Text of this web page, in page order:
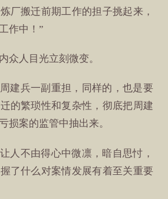
厂搬迁前期工作的担子挑起来，
作中！”
众人目光立刻微变。
建兵一副重担，同样的，也是要
的繁琐性和复杂性，彻底把周建
损案的监管中抽出来。
人不由得心中微凛，暗自思忖，
了什么对案情发展有着至关重要